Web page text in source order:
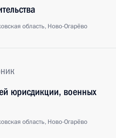
область, Ново-Огарёво
юрисдикции, военных
область, Ново-Огарёво